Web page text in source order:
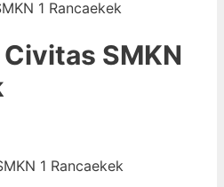
SMKN
1 Rancaekek